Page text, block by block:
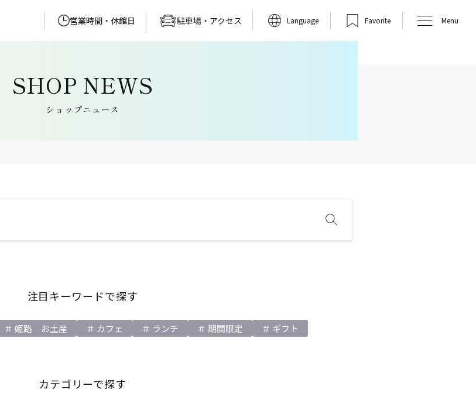
営業時間・休館日 駐車場・アクセス Favorite
Language Menu
ショップニュース
注目キーワードで探す
姫路 お土産 カフェ ランチ 期間限定 ギフト
カテゴリーで探す